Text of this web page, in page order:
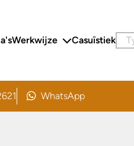
Werkwijze
Casuïstiek
stuur een bericht op
WhatsApp